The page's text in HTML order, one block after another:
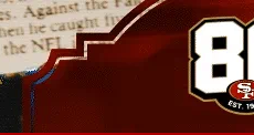
Skip
to
main
content